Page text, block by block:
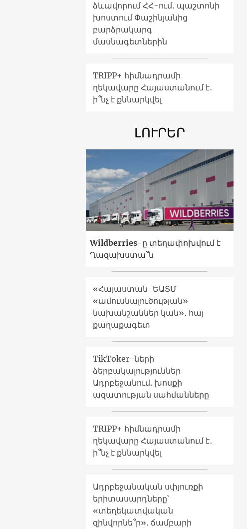
ձևավորում ՀՀ-ում․ պաշտոնի
խոստում Փաշինյանից
բարձրակարգ
մասնագետներին
TRIPP+ հիմնադրամի
ղեկավարը Հայաստանում է․
ի՞նչ է քննարկվել
ԼՈՒՐԵՐ
Wildberries-ը տեղափոխվում է
Ղազախստա՞ն
«Հայաստան-ԵԱՏՄ
«ամուսնալուծության»
նախանշաններ կան»․ հայ
քաղաքագետ
TikToker-ների
ձերբակալություններ
Ադրբեջանում. խոսքի
ազատության սահմանները
TRIPP+ հիմնադրամի
ղեկավարը Հայաստանում է․
ի՞նչ է քննարկվել
Ադրբեջանական սփյուռքի
երիտասարդները՝
«տեղեկատվական
զինվորնե՞ր»․ ճամբարի